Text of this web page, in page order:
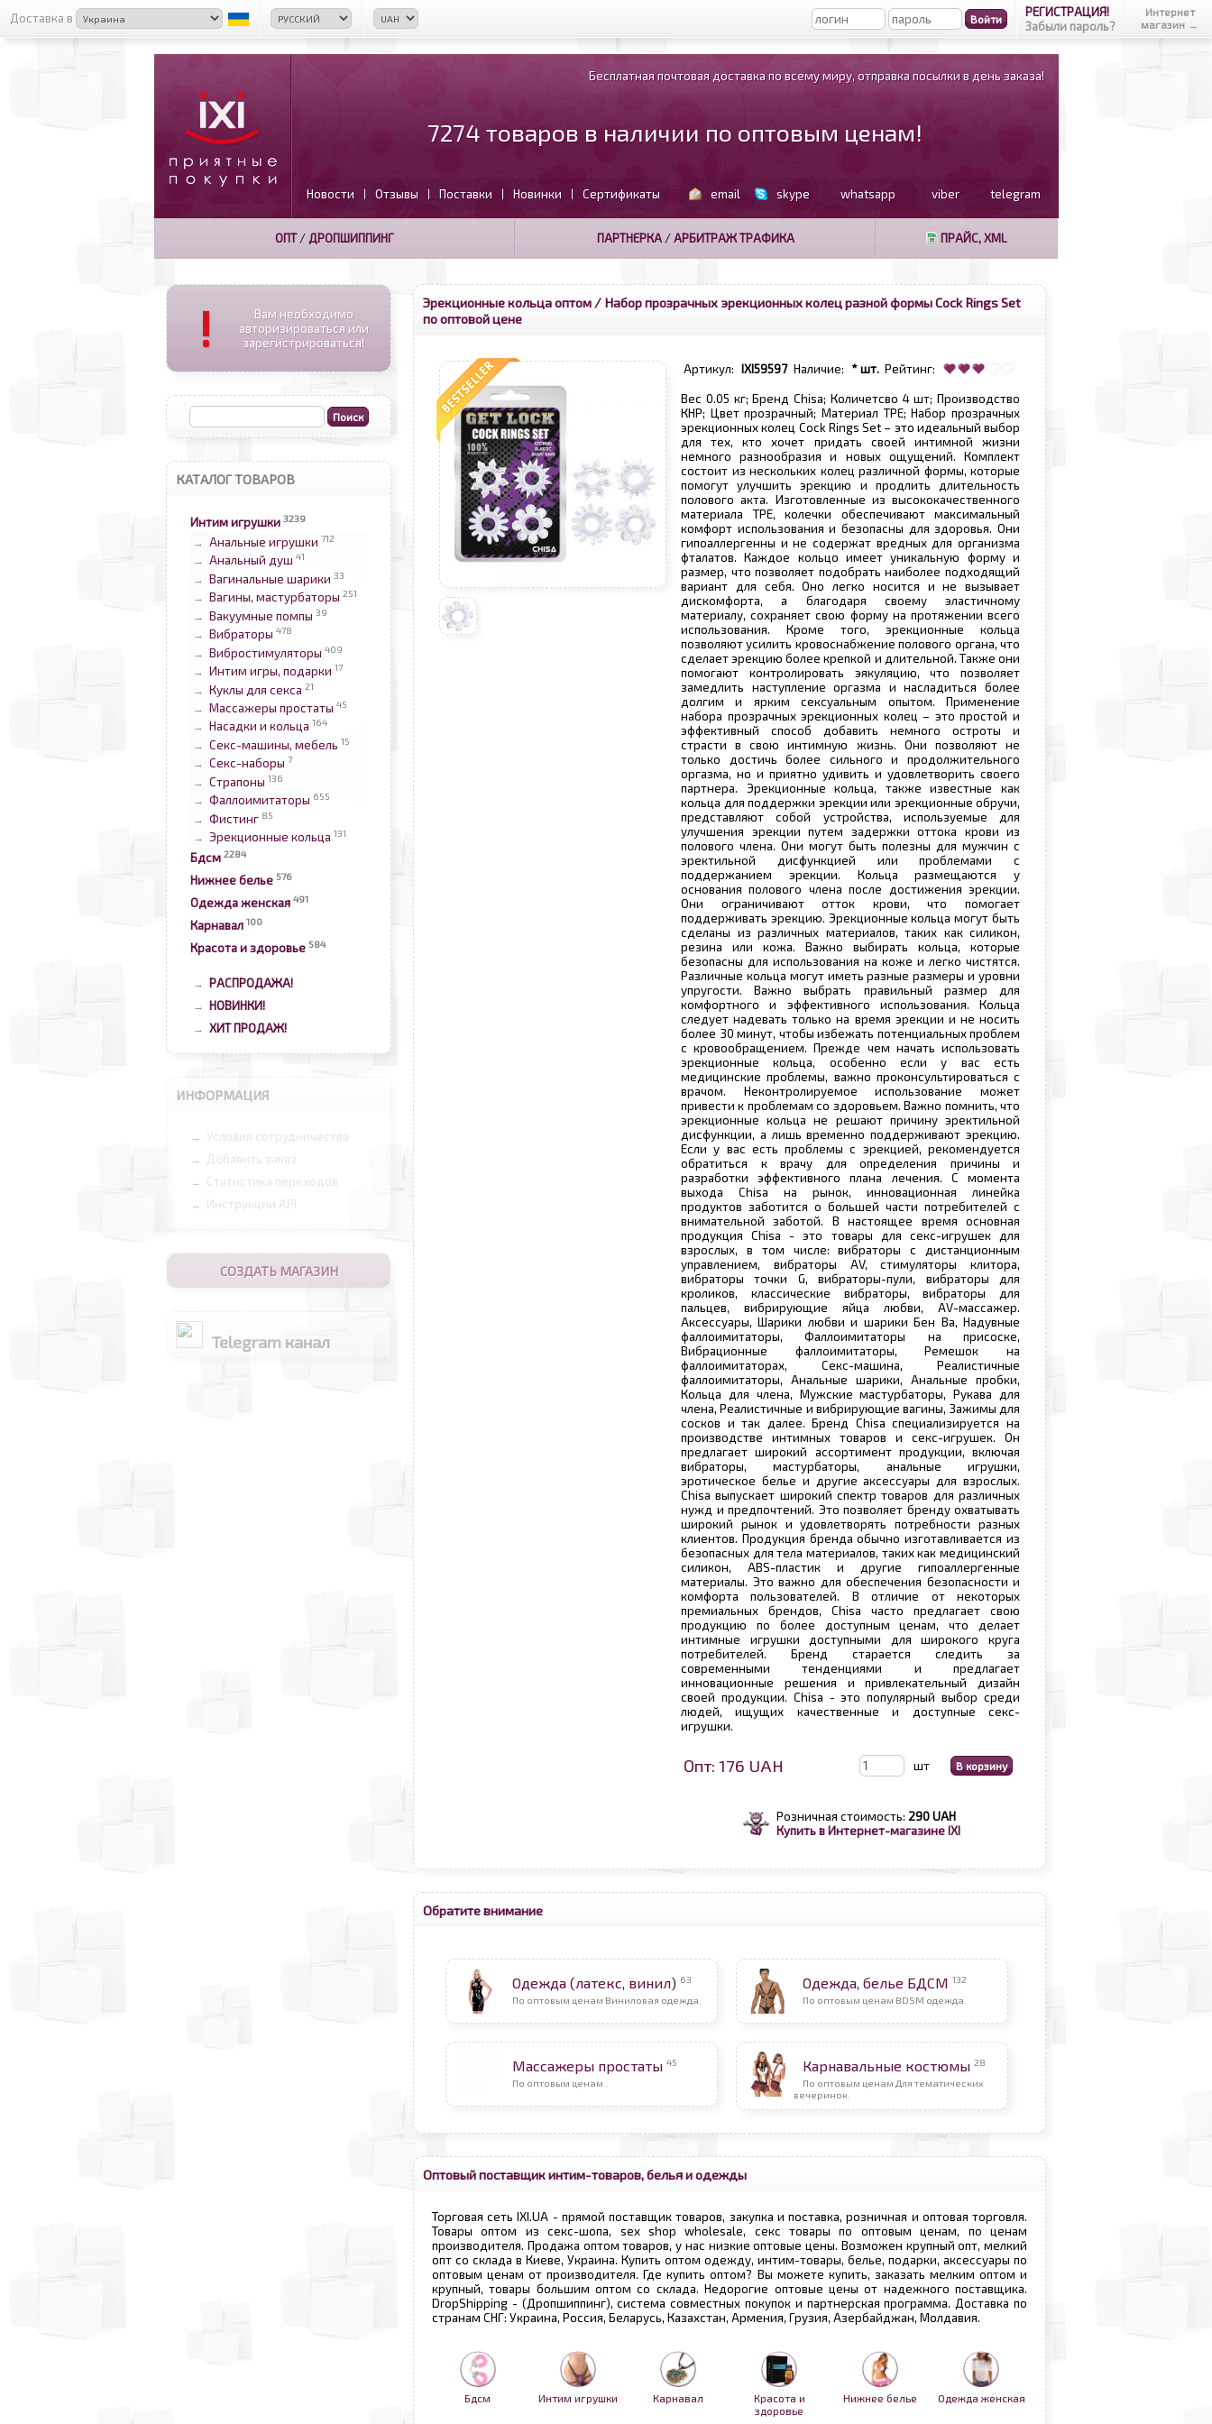
Доставка в
РЕГИСТРАЦИЯ!
Забыли пароль?
Интернет
магазин →
Бесплатная почтовая доставка по всему миру, отправка посылки в день заказа!
7274 товаров в наличии по оптовым ценам!
Новости | Отзывы | Поставки | Новинки | Сертификаты email skype whatsapp viber telegram
ОПТ/ ДРОПШИППИНГ ПАРТНЕРКА/АРБИТРАЖ ТРАФИКА ПРАЙС, XML
!
Вам необходимо
авторизироваться или
зарегистрироваться!
КАТАЛОГ ТОВАРОВ
Интим игрушки 3239
→ Анальные игрушки 712
→ Анальный душ 41
→ Вагинальные шарики 33
→ Вагины, мастурбаторы 251
→ Вакуумные помпы 39
→ Вибраторы 478
→ Вибростимуляторы 409
→ Интим игры, подарки 17
→ Куклы для секса 21
→ Массажеры простаты 45
→ Насадки и кольца 164
→ Секс-машины, мебель 15
→ Секс-наборы 7
→ Страпоны 136
→ Фаллоимитаторы 655
→ Фистинг 85
→ Эрекционные кольца 131
Бдсм 2284
Нижнее белье 576
Одежда женская 491
Карнавал 100
Красота и здоровье 584
→ РАСПРОДАЖА!
→ НОВИНКИ!
→ ХИТ ПРОДАЖ!
ИНФОРМАЦИЯ
→ Условия сотрудничества
→ Добавить заказ
→ Статистика переходов
→ Инструкции API
СОЗДАТЬ МАГАЗИН
Telegram канал
Эрекционные кольца оптом / Набор прозрачных эрекционных колец разной формы Cock Rings Set
по оптовой цене
Артикул: IXI59597 Наличие: * шт. Рейтинг:
Вес 0.05 кг; Бренд Chisa; Количетсво 4 шт; Производство
КНР; Цвет прозрачный; Материал TPE; Набор прозрачных
эрекционных колец Cock Rings Set – это идеальный выбор
для тех, кто хочет придать своей интимной жизни
немного разнообразия и новых ощущений. Комплект
состоит из нескольких колец различной формы, которые
помогут улучшить эрекцию и продлить длительность
полового акта. Изготовленные из высококачественного
материала TPE, колечки обеспечивают максимальный
комфорт использования и безопасны для здоровья. Они
гипоаллергенны и не содержат вредных для организма
фталатов. Каждое кольцо имеет уникальную форму и
размер, что позволяет подобрать наиболее подходящий
вариант для себя. Оно легко носится и не вызывает
дискомфорта, а благодаря своему эластичному
материалу, сохраняет свою форму на протяжении всего
использования. Кроме того, эрекционные кольца
позволяют усилить кровоснабжение полового органа, что
сделает эрекцию более крепкой и длительной. Также они
помогают контролировать эякуляцию, что позволяет
замедлить наступление оргазма и насладиться более
долгим и ярким сексуальным опытом. Применение
набора прозрачных эрекционных колец – это простой и
эффективный способ добавить немного остроты и
страсти в свою интимную жизнь. Они позволяют не
только достичь более сильного и продолжительного
оргазма, но и приятно удивить и удовлетворить своего
партнера. Эрекционные кольца, также известные как
кольца для поддержки эрекции или эрекционные обручи,
представляют собой устройства, используемые для
улучшения эрекции путем задержки оттока крови из
полового члена. Они могут быть полезны для мужчин с
эректильной дисфункцией или проблемами с
поддержанием эрекции. Кольца размещаются у
основания полового члена после достижения эрекции.
Они ограничивают отток крови, что помогает
поддерживать эрекцию. Эрекционные кольца могут быть
сделаны из различных материалов, таких как силикон,
резина или кожа. Важно выбирать кольца, которые
безопасны для использования на коже и легко чистятся.
Различные кольца могут иметь разные размеры и уровни
упругости. Важно выбрать правильный размер для
комфортного и эффективного использования. Кольца
следует надевать только на время эрекции и не носить
более 30 минут, чтобы избежать потенциальных проблем
с кровообращением. Прежде чем начать использовать
эрекционные кольца, особенно если у вас есть
медицинские проблемы, важно проконсультироваться с
врачом. Неконтролируемое использование может
привести к проблемам со здоровьем. Важно помнить, что
эрекционные кольца не решают причину эректильной
дисфункции, а лишь временно поддерживают эрекцию.
Если у вас есть проблемы с эрекцией, рекомендуется
обратиться к врачу для определения причины и
разработки эффективного плана лечения. С момента
выхода Chisa на рынок, инновационная линейка
продуктов заботится о большей части потребителей с
внимательной заботой. В настоящее время основная
продукция Chisa - это товары для секс-игрушек для
взрослых, в том числе: вибраторы с дистанционным
управлением, вибраторы AV, стимуляторы клитора,
вибраторы точки G, вибраторы-пули, вибраторы для
кроликов, классические вибраторы, вибраторы для
пальцев, вибрирующие яйца любви, AV-массажер.
Аксессуары, Шарики любви и шарики Бен Ва, Надувные
фаллоимитаторы, Фаллоимитаторы на присоске,
Вибрационные фаллоимитаторы, Ремешок на
фаллоимитаторах, Секс-машина, Реалистичные
фаллоимитаторы, Анальные шарики, Анальные пробки,
Кольца для члена, Мужские мастурбаторы, Рукава для
члена, Реалистичные и вибрирующие вагины, Зажимы для
сосков и так далее. Бренд Chisa специализируется на
производстве интимных товаров и секс-игрушек. Он
предлагает широкий ассортимент продукции, включая
вибраторы, мастурбаторы, анальные игрушки,
эротическое белье и другие аксессуары для взрослых.
Chisa выпускает широкий спектр товаров для различных
нужд и предпочтений. Это позволяет бренду охватывать
широкий рынок и удовлетворять потребности разных
клиентов. Продукция бренда обычно изготавливается из
безопасных для тела материалов, таких как медицинский
силикон, ABS-пластик и другие гипоаллергенные
материалы. Это важно для обеспечения безопасности и
комфорта пользователей. В отличие от некоторых
премиальных брендов, Chisa часто предлагает свою
продукцию по более доступным ценам, что делает
интимные игрушки доступными для широкого круга
потребителей. Бренд старается следить за
современными тенденциями и предлагает
инновационные решения и привлекательный дизайн
своей продукции. Chisa - это популярный выбор среди
людей, ищущих качественные и доступные секс-
игрушки.
Опт: 176 UAH шт
Розничная стоимость: 290 UAH
Купить в Интернет-магазине IXI
Обратите внимание
Одежда (латекс, винил) 63
По оптовым ценам Виниловая одежда.
Одежда, белье БДСМ 132
По оптовым ценам BDSM одежда.
Массажеры простаты 45
По оптовым ценам .
Карнавальные костюмы 28
По оптовым ценам Для тематических
вечеринок.
Оптовый поставщик интим-товаров, белья и одежды
Торговая сеть IXI.UA - прямой поставщик товаров, закупка и поставка, розничная и оптовая торговля.
Товары оптом из секс-шопа, sex shop wholesale, секс товары по оптовым ценам, по ценам
производителя. Продажа оптом товаров, у нас низкие оптовые цены. Возможен крупный опт, мелкий
опт со склада в Киеве, Украина. Купить оптом одежду, интим-товары, белье, подарки, аксессуары по
оптовым ценам от производителя. Где купить оптом? Вы можете купить, заказать мелким оптом и
крупный, товары большим оптом со склада. Недорогие оптовые цены от надежного поставщика.
DropShipping - (Дропшиппинг), система совместных покупок и партнерская программа. Доставка по
странам СНГ: Украина, Россия, Беларусь, Казахстан, Армения, Грузия, Азербайджан, Молдавия.
Бдсм Интим игрушки Карнавал
Красота и
здоровье
Нижнее белье Одежда женская